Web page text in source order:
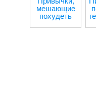
мешающие
похудеть